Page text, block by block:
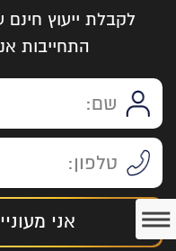
לקבלת ייעוץ חינם
התחייבות
אני